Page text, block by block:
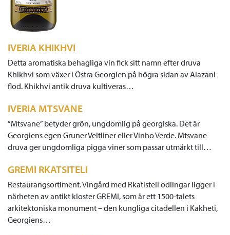
IVERIA KHIKHVI
Detta aromatiska behagliga vin fick sitt namn efter druva
Khikhvi som växer i Östra Georgien på högra sidan av Alazani
flod. Khikhvi antik druva kultiveras…
IVERIA MTSVANE
”Mtsvane” betyder grön, ungdomlig på georgiska. Det är
Georgiens egen Gruner Veltliner eller Vinho Verde. Mtsvane
druva ger ungdomliga pigga viner som passar utmärkt till…
GREMI RKATSITELI
Restaurangsortiment. Vingård med Rkatisteli odlingar ligger i
närheten av antikt kloster GREMI, som är ett 1500-talets
arkitektoniska monument – den kungliga citadellen i Kakheti,
Georgiens…